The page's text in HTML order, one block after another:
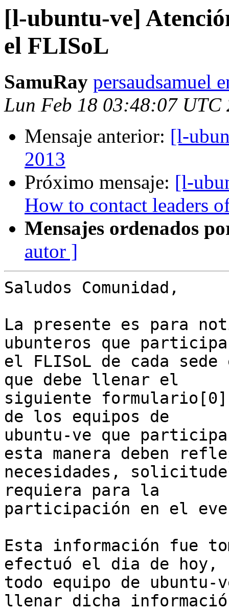
[l-ubuntu-ve]
el FLISoL
SamuRay persaudsamuel
Lun Feb 18 03:48:07 UTC
Mensaje anterior: [l-
2013
Próximo mensaje: [l-
How to contact leaders
Mensajes ordenados
autor ]
Saludos Comunidad,
La presente es para
ubunteros que
el FLISoL de cada
que debe llenar el
siguiente
de los equipos de
ubuntu-ve que
esta manera deben
necesidades,
requiera para la
participación en el
Esta información fue
efectuó el dia de hoy,
todo equipo de
llenar dicha